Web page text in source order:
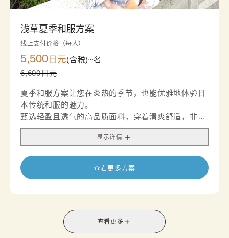
浅草夏季和服方案
线上支付价格（每人）
5,500 日元(含税)~名
6,600日元
夏季和服方案让您在炎热的季节，也能优雅地体验日
本传统和服的魅力。
甄选轻盈且透气的高品质面料，穿着清爽舒适，非常
适合夏季观光与休闲出行。
通风柔软的质地搭配富有夏日气息的精致设计，营造
无论是夏日旅行、拍照留念，还是享受一段悠闲的下
午茶时光，都是兼具品味与舒适感的理想选择。
显示详情
查看更多方案
查看更多